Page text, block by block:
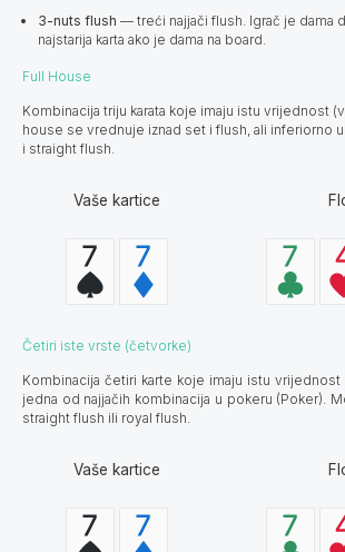
3-nuts flush — treći najjači flush. Igrač je dama
najstarija karta ako je dama na board.
Full House
Kombinacija triju karata koje imaju istu vrijednost
house se vrednuje iznad set i flush, ali inferiorno
i straight flush.
Vaše kartice
Četiri iste vrste (četvorke)
Kombinacija četiri karte koje imaju istu
jedna od najjačih kombinacija u pokeru (Poker).
straight flush ili royal flush.
Vaše kartice